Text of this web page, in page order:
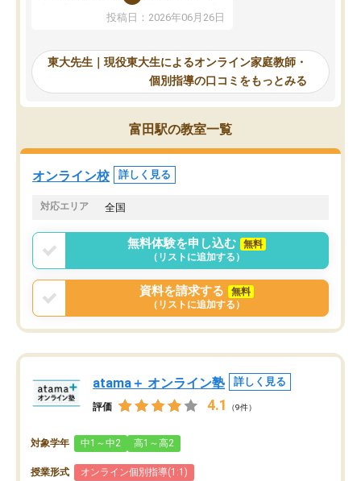
供も家に帰って勉強の話すると嫌な反
応を示します。東大先生にお願いして
れるので、親としても安心です。毎日
使える自習室とかもあり、わからない
ところがあれば先生が回答してくれる
のも重宝しています。
投稿日：2026年06月26日
自習室が毎日使えていつ
るのが心強かったよう
謝です。
東大先生｜現役東大生によるオンライン家庭教師・
個別指導の口コミをもっとみる
富田駅の教室一覧
オンライン校 詳しく見る
対応エリア 全国
無料体験を申し込む
無料
（リストに追加する）
資料を請求する
無料
（リストに追加する）
atama＋ オンライン塾 詳しく見る
評価 4.1 （9件）
対象学年 中1～中2 高1～高2
授業形式 オンライン個別指導(1:1)